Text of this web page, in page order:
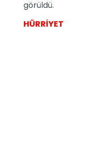
görüldü.
HÜRRİYET